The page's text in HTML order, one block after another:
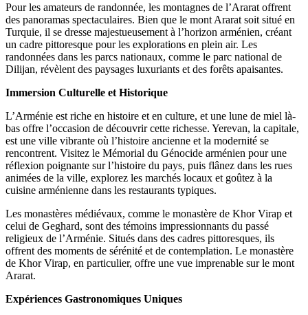
Pour les amateurs de randonnée, les montagnes de l’Ararat offrent
des panoramas spectaculaires. Bien que le mont Ararat soit situé en
Turquie, il se dresse majestueusement à l’horizon arménien, créant
un cadre pittoresque pour les explorations en plein air. Les
randonnées dans les parcs nationaux, comme le parc national de
Dilijan, révèlent des paysages luxuriants et des forêts apaisantes.
Immersion Culturelle et Historique
L’Arménie est riche en histoire et en culture, et une lune de miel là-
bas offre l’occasion de découvrir cette richesse. Yerevan, la capitale,
est une ville vibrante où l’histoire ancienne et la modernité se
rencontrent. Visitez le Mémorial du Génocide arménien pour une
réflexion poignante sur l’histoire du pays, puis flânez dans les rues
animées de la ville, explorez les marchés locaux et goûtez à la
cuisine arménienne dans les restaurants typiques.
Les monastères médiévaux, comme le monastère de Khor Virap et
celui de Geghard, sont des témoins impressionnants du passé
religieux de l’Arménie. Situés dans des cadres pittoresques, ils
offrent des moments de sérénité et de contemplation. Le monastère
de Khor Virap, en particulier, offre une vue imprenable sur le mont
Ararat.
Expériences Gastronomiques Uniques